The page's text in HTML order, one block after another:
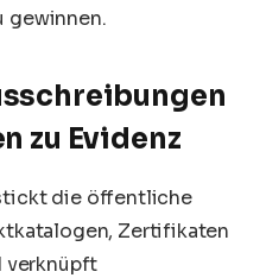
gewinnen.
zu Evidenz
die öffentliche
Zertifikaten
verknüpft